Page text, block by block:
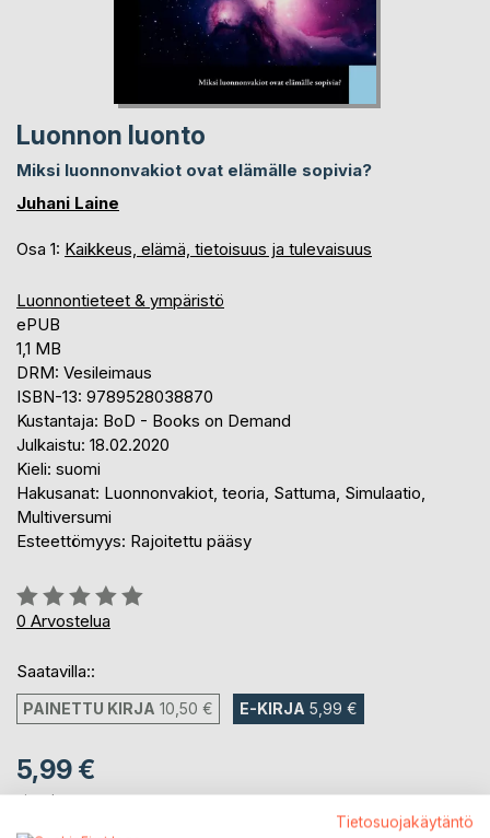
Luonnon luonto
Miksi luonnonvakiot ovat elämälle sopivia?
Juhani Laine
Osa 1: Kaikkeus, elämä, tietoisuus ja tulevaisuus
Luonnontieteet & ympäristö
ePUB
1,1 MB
DRM: Vesileimaus
ISBN-13: 9789528038870
Kustantaja: BoD - Books on Demand
Julkaistu: 18.02.2020
Kieli: suomi
Hakusanat: Luonnonvakiot, teoria, Sattuma, Simulaatio,
Multiversumi
Esteettömyys: Rajoitettu pääsy
Arvostelu::
0%
0 Arvostelua
Saatavilla::
PAINETTU KIRJA 10,50 € E-KIRJA 5,99 €
5,99 €
sis. alv.
Tietosuojakäytäntö